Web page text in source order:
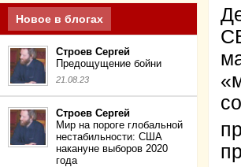
Новое в блогах
Строев Сергей
Предощущение бойни
21.08.23
Строев Сергей
Мир на пороге глобальной
нестабильности: США
накануне выборов 2020
года